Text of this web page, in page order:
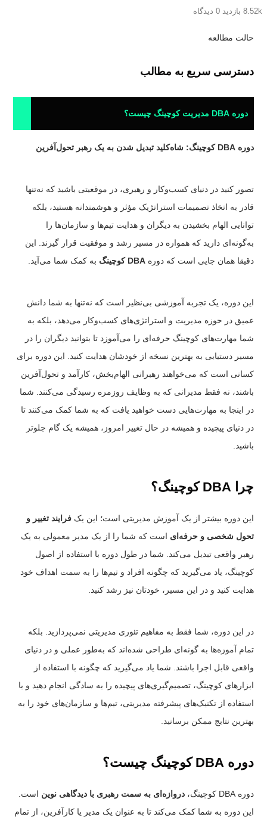
8.52k بازدید
حالت مطالعه
دسترسی سریع به مطالب
دوره DBA مدیریت کوچینگ چیست؟
دوره DBA کوچینگ: شاه‌کلید تبدیل شدن به یک رهبر تحول‌آفرین
تصور کنید در دنیای کسب‌وکار و رهبری، در موقعیتی باشید که نه‌تنها
قادر به اتخاذ تصمیمات استراتژیک مؤثر و هوشمندانه هستید، بلکه
توانایی الهام بخشیدن به دیگران و هدایت تیم‌ها و سازمان‌ها را
به‌گونه‌ای دارید که همواره در مسیر رشد و موفقیت قرار گیرند. این
دقیقا همان جایی است که دورهDBA کوچینگ به کمک شما می‌آید.
این دوره، یک تجربه‌ آموزشی بی‌نظیر است که نه‌تنها به شما دانش
عمیق در حوزه مدیریت و استراتژی‌های کسب‌وکار می‌دهد، بلکه به
شما مهارت‌های کوچینگ حرفه‌ای را می‌آموزد تا بتوانید دیگران را در
مسیر دستیابی به بهترین نسخه از خودشان هدایت کنید. این دوره برای
کسانی است که می‌خواهند رهبرانی الهام‌بخش، کارآمد و تحول‌آفرین
باشند، نه فقط مدیرانی که به وظایف روزمره رسیدگی می‌کنند. شما
در اینجا به مهارت‌هایی دست خواهید یافت که به شما کمک می‌کنند تا
در دنیای پیچیده و همیشه در حال تغییر امروز، همیشه یک گام جلوتر
باشید.
چرا DBA کوچینگ؟
این دوره بیشتر از یک آموزش مدیریتی است؛ این یکفرایند تغییر و
تحول شخصی و حرفه‌ای است که شما را از یک مدیر معمولی به یک
رهبر واقعی تبدیل می‌کند. شما در طول دوره با استفاده از اصول
کوچینگ، یاد می‌گیرید که چگونه افراد و تیم‌ها را به سمت اهداف خود
هدایت کنید و در این مسیر، خودتان نیز رشد کنید.
در این دوره، شما فقط به مفاهیم تئوری مدیریتی نمی‌پردازید. بلکه
تمام آموزه‌ها به گونه‌ای طراحی شده‌اند که به‌طور عملی و در دنیای
واقعی قابل اجرا باشند. شما یاد می‌گیرید که چگونه با استفاده از
ابزارهای کوچینگ، تصمیم‌گیری‌های پیچیده را به سادگی انجام دهید و با
استفاده از تکنیک‌های پیشرفته مدیریتی، تیم‌ها و سازمان‌های خود را به
بهترین نتایج ممکن برسانید.
دوره DBA کوچینگ چیست؟
دوره DBA کوچینگ، دروازه‌ای به سمت رهبری با دیدگاهی نوین است.
این دوره به شما کمک می‌کند تا به عنوان یک مدیر یا کارآفرین، از تمام